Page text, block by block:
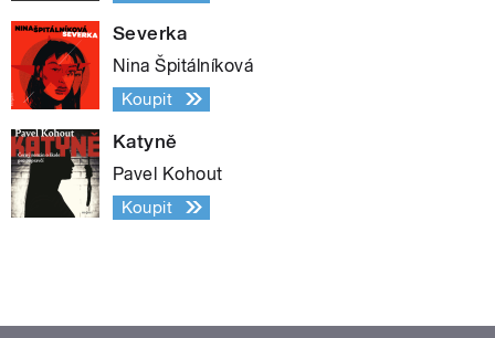
Severka
Nina Špitálníková
Koupit
Katyně
Pavel Kohout
Koupit